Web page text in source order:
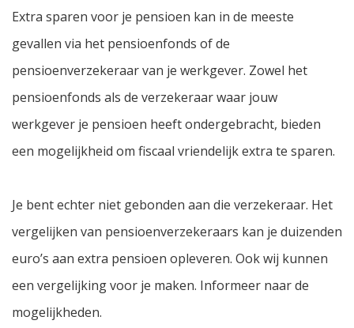
Extra sparen voor je pensioen kan in de meeste
gevallen via het pensioenfonds of de
pensioenverzekeraar van je werkgever. Zowel het
pensioenfonds als de verzekeraar waar jouw
werkgever je pensioen heeft ondergebracht, bieden
een mogelijkheid om fiscaal vriendelijk extra te sparen.
Je bent echter niet gebonden aan die verzekeraar. Het
vergelijken van pensioenverzekeraars kan je duizenden
euro’s aan extra pensioen opleveren. Ook wij kunnen
een vergelijking voor je maken. Informeer naar de
mogelijkheden.